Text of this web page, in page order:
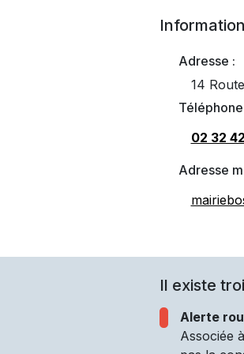
Adresse :
14
Téléphone
02 32
Adresse
Il existe
Alerte
Associée